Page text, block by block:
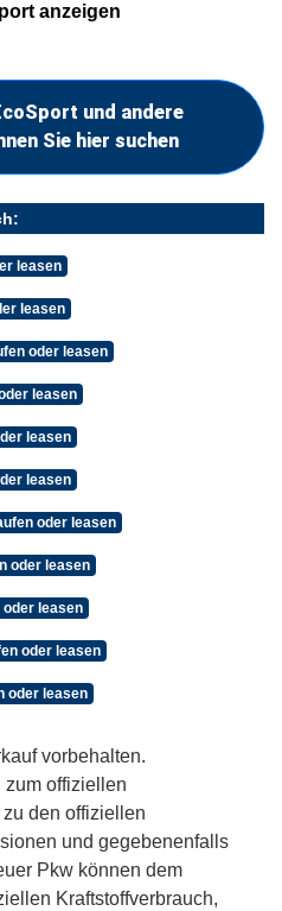
anzeigen
und andere
Sie hier suchen
leasen
leasen
oder leasen
leasen
leasen
leasen
oder leasen
oder leasen
oder leasen
oder leasen
oder leasen
vorbehalten.
zum offiziellen
den offiziellen
und gegebenenfalls
Pkw können dem
Kraftstoffverbrauch,